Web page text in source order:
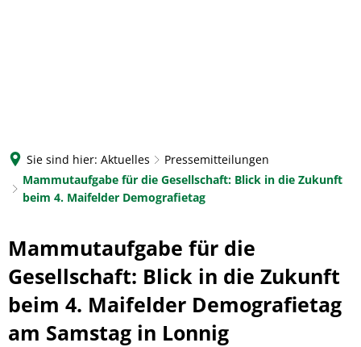
Sie sind hier: Aktuelles
Pressemitteilungen
Mammutaufgabe für die Gesellschaft: Blick in die Zukunft
beim 4. Maifelder Demografietag
Mammutaufgabe für die
Gesellschaft: Blick in die Zukunft
beim 4. Maifelder Demografietag
am Samstag in Lonnig